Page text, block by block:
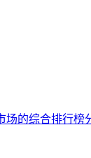
场的综合排行榜